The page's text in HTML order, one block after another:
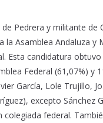
Pedrera y militante de
la Asamblea Andaluza
Esta candidatura
Federal (61,07%) y
García, Lole Trujillo,
excepto Sánchez
federal.